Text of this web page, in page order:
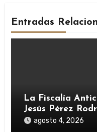
Entradas
La Fiscalía
Jesús Pérez
investigación del
agosto 4, 2026